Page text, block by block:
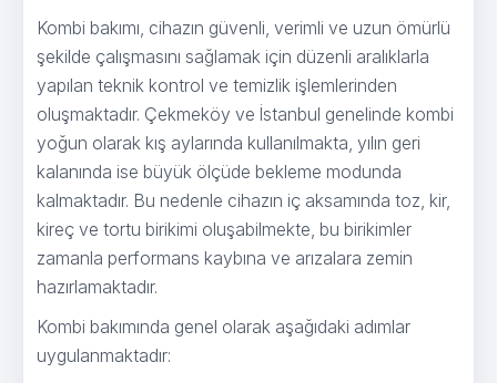
Kombi bakımı, cihazın güvenli, verimli ve uzun ömürlü
şekilde çalışmasını sağlamak için düzenli aralıklarla
yapılan teknik kontrol ve temizlik işlemlerinden
oluşmaktadır. Çekmeköy ve İstanbul genelinde kombi
yoğun olarak kış aylarında kullanılmakta, yılın geri
kalanında ise büyük ölçüde bekleme modunda
kalmaktadır. Bu nedenle cihazın iç aksamında toz, kir,
kireç ve tortu birikimi oluşabilmekte, bu birikimler
zamanla performans kaybına ve arızalara zemin
hazırlamaktadır.
Kombi bakımında genel olarak aşağıdaki adımlar
uygulanmaktadır: